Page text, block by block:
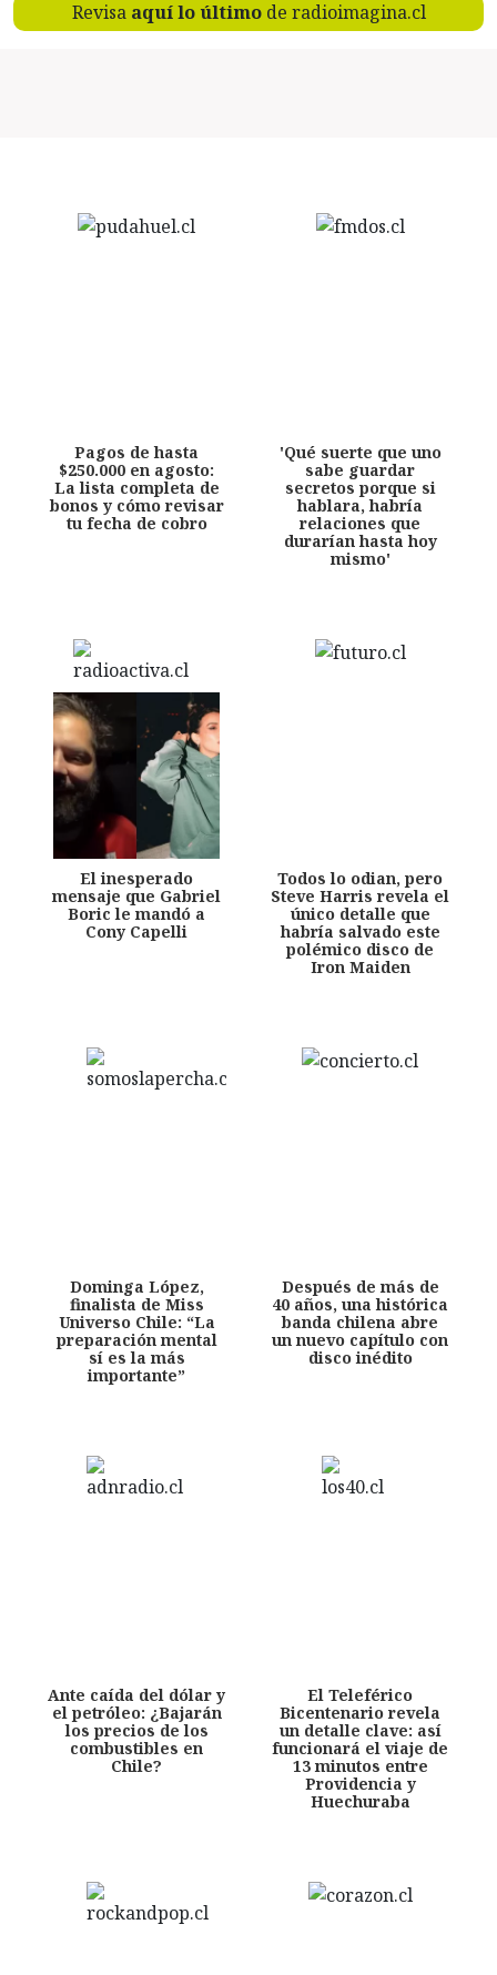
Revisa aquí lo últimode radioimagina.cl
Pagos de hasta
$250.000 en agosto:
La lista completa de
bonos y cómo revisar
tu fecha de cobro
'Qué suerte que uno
sabe guardar
secretos porque si
hablara, habría
relaciones que
durarían hasta hoy
mismo'
El inesperado
mensaje que Gabriel
Boric le mandó a
Cony Capelli
Todos lo odian, pero
Steve Harris revela el
único detalle que
habría salvado este
polémico disco de
Iron Maiden
Dominga López,
finalista de Miss
Universo Chile: “La
preparación mental
sí es la más
importante”
Después de más de
40 años, una histórica
banda chilena abre
un nuevo capítulo con
disco inédito
Ante caída del dólar y
el petróleo: ¿Bajarán
los precios de los
combustibles en
Chile?
El Teleférico
Bicentenario revela
un detalle clave: así
funcionará el viaje de
13 minutos entre
Providencia y
Huechuraba